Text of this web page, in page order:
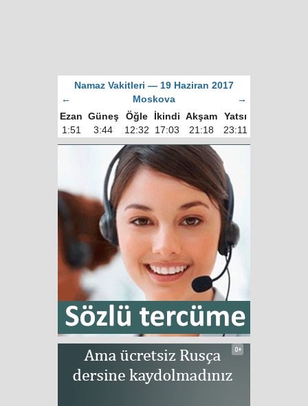
Namaz Vakitleri — 19 Haziran 2017
←
Moskova
→
Ezan Güneş Öğle İkindi Akşam
Yatsı
1:51
3:44 12:32 17:03 21:18 23:11